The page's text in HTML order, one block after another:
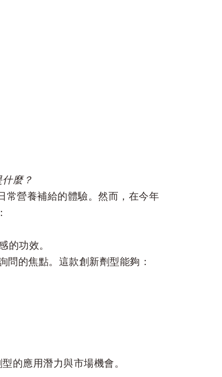
麼？
常營養補給的體驗。然而，在今年
功效。
的焦點。這款創新劑型能夠：
的應用潛力與市場機會。